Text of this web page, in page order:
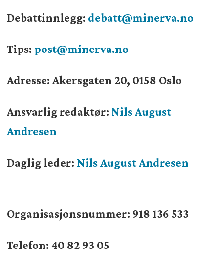
Debattinnlegg: debatt@minerva.no
Tips: post@minerva.no
Adresse: Akersgaten 20, 0158 Oslo
Ansvarlig redaktør: Nils August
Andresen
Daglig leder: Nils August Andresen
Organisasjonsnummer: 918 136 533
Telefon: 40 82 93 05